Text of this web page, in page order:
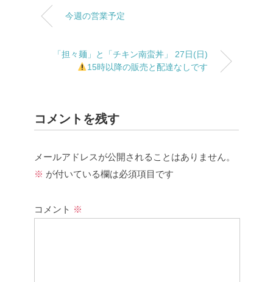
今週の営業予定
「担々麺」と「チキン南蛮丼」 27日(日)
15時以降の販売と配達なしです
コメントを残す
メールアドレスが公開されることはありません。
※ が付いている欄は必須項目です
コメント ※